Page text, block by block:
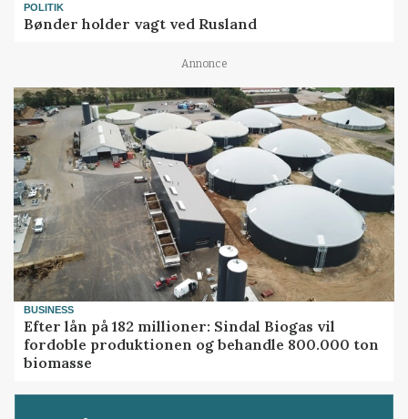
POLITIK
Bønder holder vagt ved Rusland
Annonce
BUSINESS
Efter lån på 182 millioner: Sindal Biogas vil
fordoble produktionen og behandle 800.000 ton
biomasse